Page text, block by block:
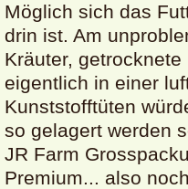
Möglich sich das
drin ist. Am
Kräuter,
eigentlich in einer
Kunststofftüten
so gelagert werden
JR Farm
Premium... also